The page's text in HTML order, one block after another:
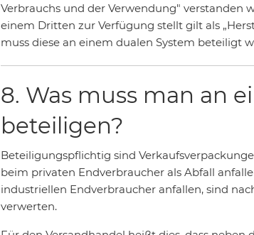
Verbrauchs und der Verwendung" verstanden
einem Dritten zur Verfügung stellt gilt als
muss diese an einem dualen System beteiligt
8. Was muss man an
beteiligen?
Beteiligungspflichtig sind
beim privaten Endverbraucher als Abfall
industriellen Endverbraucher anfallen, sind
verwerten.